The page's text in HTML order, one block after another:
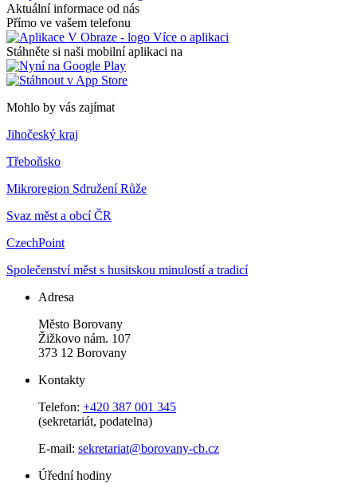
Aktuální informace od nás
Přímo ve vašem telefonu
Více o aplikaci
Stáhněte si naši mobilní aplikaci na
Mohlo by vás zajímat
Jihočeský kraj
Třeboňsko
Mikroregion Sdružení Růže
Svaz měst a obcí ČR
CzechPoint
Společenství měst s husitskou minulostí a tradicí
Adresa
Město Borovany
Žižkovo nám. 107
373 12 Borovany
Kontakty
Telefon: +420 387 001 345
(sekretariát, podatelna)
E-mail: sekretariat@borovany-cb.cz
Úřední hodiny